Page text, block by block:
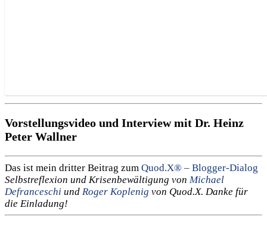
Vorstellungsvideo und Interview mit Dr. Heinz
Peter Wallner
Das ist mein dritter Beitrag zum Quod.X® – Blogger-Dialog
Selbstreflexion und Krisenbewältigung von Michael
Defranceschi und Roger Koplenig von Quod.X. Danke für
die Einladung!